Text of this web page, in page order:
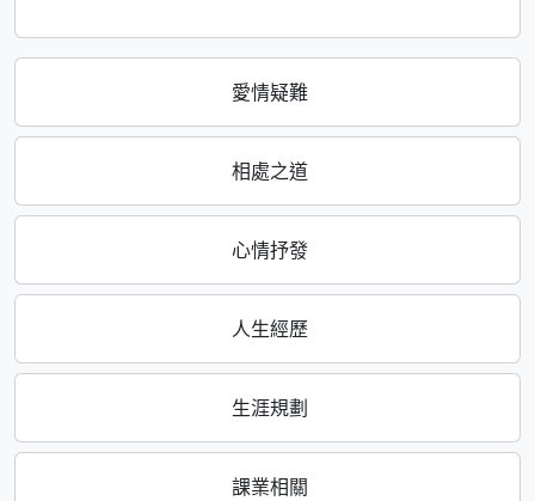
愛情疑難
相處之道
心情抒發
人生經歷
生涯規劃
課業相關